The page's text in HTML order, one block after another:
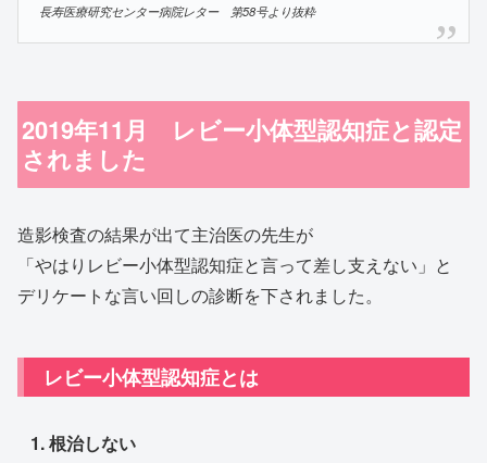
長寿医療研究センター病院レター 第58号より抜粋
2019年11月 レビー小体型認知症と認定
されました
造影検査の結果が出て主治医の先生が
「やはりレビー小体型認知症と言って差し支えない」と
デリケートな言い回しの診断を下されました。
レビー小体型認知症とは
根治しない